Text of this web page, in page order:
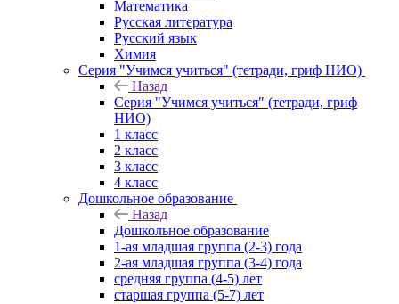
Математика
Русская литература
Русский язык
Химия
Серия "Учимся учиться" (тетради, гриф НИО)
Назад
Серия "Учимся учиться" (тетради, гриф
НИО)
1 класс
2 класс
3 класс
4 класс
Дошкольное образование
Назад
Дошкольное образование
1-ая младшая группа (2-3) года
2-ая младшая группа (3-4) года
средняя группа (4-5) лет
старшая группа (5-7) лет